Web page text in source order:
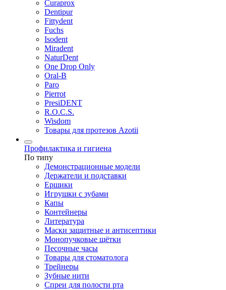
Curaprox
Dentipur
Fittydent
Fuchs
Isodent
Miradent
NaturDent
One Drop Only
Oral-B
Paro
Pierrot
PresiDENT
R.O.C.S.
Wisdom
Товары для протезов Azotii
Профилактика и гигиена
По типу
Демонстрационные модели
Держатели и подставки
Ершики
Игрушки с зубами
Капы
Контейнеры
Литература
Маски защитные и антисептики
Монопучковые щётки
Песочные часы
Товары для стоматолога
Трейнеры
Зубные нити
Спреи для полости рта